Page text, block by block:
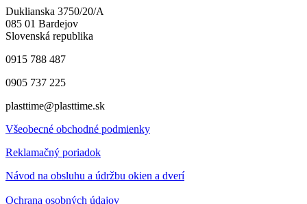
Duklianska 3750/20/A
085 01 Bardejov
Slovenská republika
0915 788 487
0905 737 225
plasttime@plasttime.sk
Všeobecné obchodné podmienky
Reklamačný poriadok
Návod na obsluhu a údržbu okien a dverí
Ochrana osobných údajov